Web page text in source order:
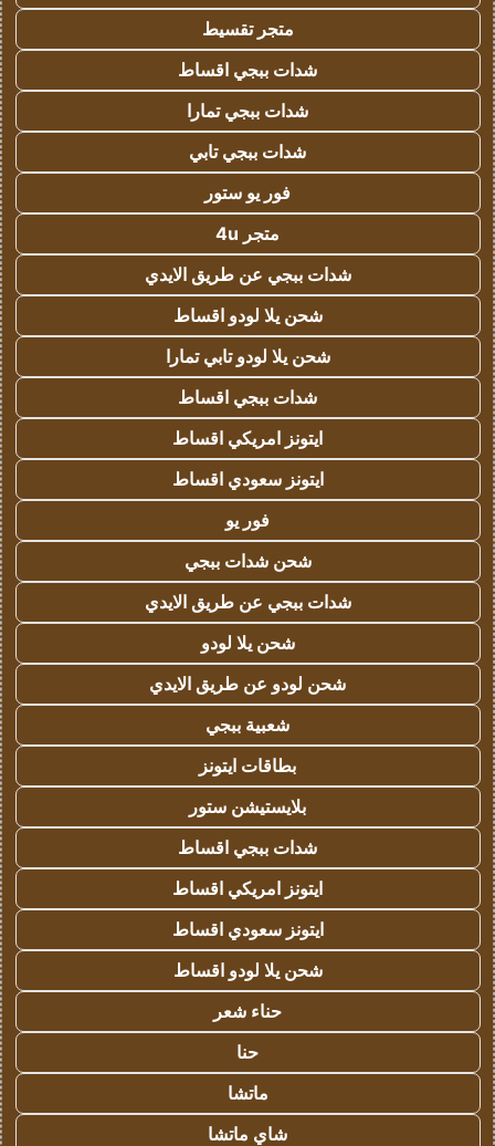
متجر تقسيط
شدات ببجي اقساط
شدات ببجي تمارا
شدات ببجي تابي
فور يو ستور
متجر 4u
شدات ببجي عن طريق الايدي
شحن يلا لودو اقساط
شحن يلا لودو تابي تمارا
شدات ببجي اقساط
ايتونز امريكي اقساط
ايتونز سعودي اقساط
فور يو
شحن شدات ببجي
شدات ببجي عن طريق الايدي
شحن يلا لودو
شحن لودو عن طريق الايدي
شعبية ببجي
بطاقات ايتونز
بلايستيشن ستور
شدات ببجي اقساط
ايتونز امريكي اقساط
ايتونز سعودي اقساط
شحن يلا لودو اقساط
حناء شعر
حنا
ماتشا
شاي ماتشا